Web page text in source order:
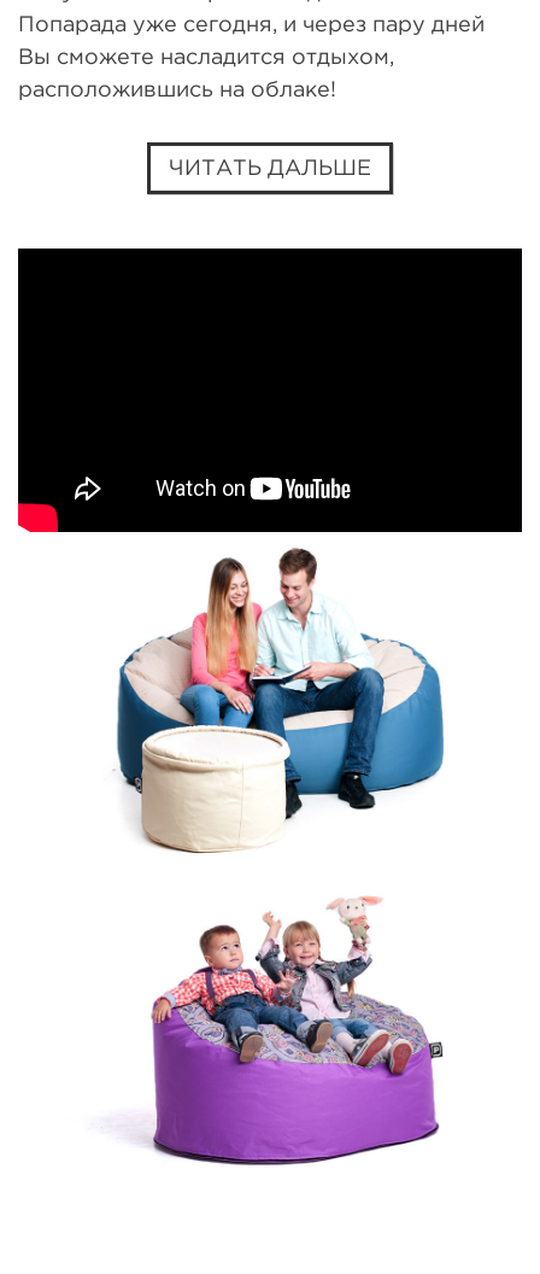
Попарада уже сегодня, и через пару дней
Вы сможете насладится отдыхом,
расположившись на облаке!
ЧИТАТЬ ДАЛЬШЕ